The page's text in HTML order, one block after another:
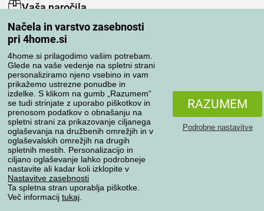
Načela in varstvo zasebnosti
pri 4home.si
4home.si prilagodimo vašim potrebam.
Glede na vaše vedenje na spletni strani
personaliziramo njeno vsebino in vam
prikažemo ustrezne ponudbe in
izdelke. S klikom na gumb „Razumem“
se tudi strinjate z uporabo piškotkov in
prenosom podatkov o obnašanju na
spletni strani za prikazovanje ciljanega
oglaševanja na družbenih omrežjih in v
oglaševalskih omrežjih na drugih
spletnih mestih. Personalizacijo in
ciljano oglaševanje lahko podrobneje
nastavite ali kadar koli izklopite v
Nastavitve zasebnosti
Ta spletna stran uporablja piškotke.
Več informacij tukaj
RAZUMEM
Podrobne nastavitve
Vaša naročila
Moj račun
Pregled naročil
Reklamacija
Odstop od kupoprodajne pogodbe
Pravila obdelave ocen
Načini prevoza
Načini plačila
Zanesljiva trgovina